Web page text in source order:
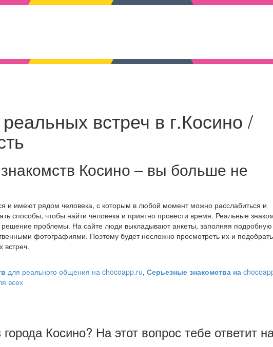
встреч в г.Косино /
Косино – вы больше не
и имеют рядом человека, с которым в любой момент можно расслабиться и
способы, чтобы найти человека и приятно провести время. Реальные
решение проблемы. На сайте люди выкладывают анкеты, заполняя подробную
фотографиями. Поэтому будет несложно просмотреть их и подобрать
встреч.
для реального общения на chocoapp.ru, Серьезные знакомства на
всех
Косино? На этот вопрос тебе ответит